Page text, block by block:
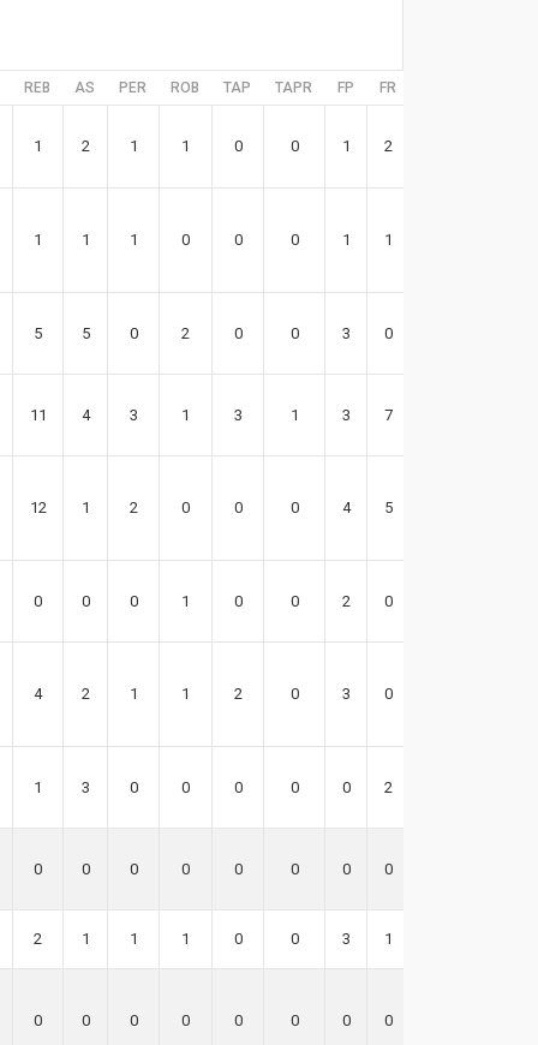
REB AS PER ROB TAP TAPR FP FR
1 2 1 1 0 0 1 2
1 1 1 0 0 0 1 1
5 5 0 2 0 0 3 0
11 4 3 1 3 1 3 7
12 1 2 0 0 0 4 5
0 0 0 1 0 0 2 0
4 2 1 1 2 0 3 0
1 3 0 0 0 0 0 2
0 0 0 0 0 0 0 0
2 1 1 1 0 0 3 1
0 0 0 0 0 0 0 0